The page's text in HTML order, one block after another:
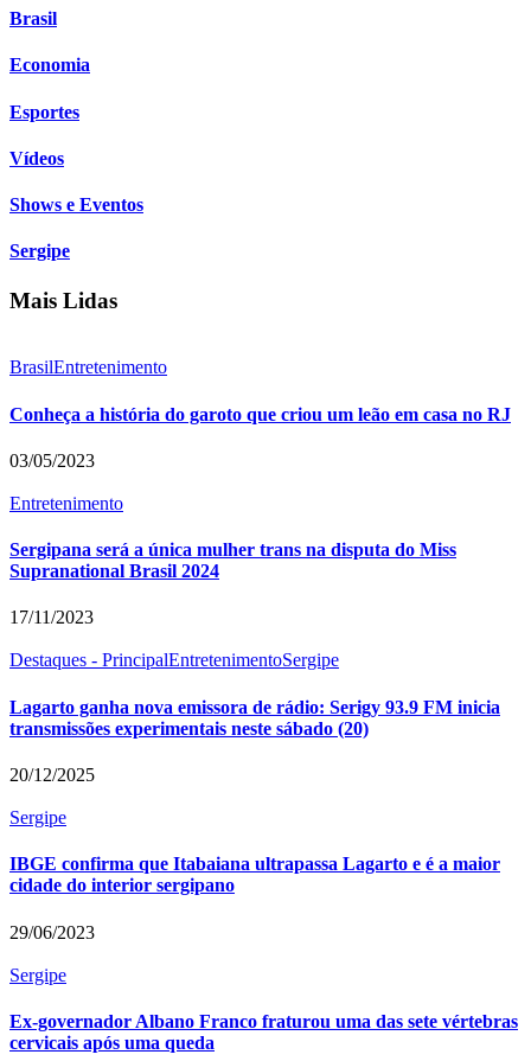
Brasil
Economia
Esportes
Vídeos
Shows e Eventos
Sergipe
Mais Lidas
BrasilEntretenimento
Conheça a história do garoto que criou um leão em casa no RJ
03/05/2023
Entretenimento
Sergipana será a única mulher trans na disputa do Miss
Supranational Brasil 2024
17/11/2023
Destaques - PrincipalEntretenimentoSergipe
Lagarto ganha nova emissora de rádio: Serigy 93.9 FM inicia
transmissões experimentais neste sábado (20)
20/12/2025
Sergipe
IBGE confirma que Itabaiana ultrapassa Lagarto e é a maior
cidade do interior sergipano
29/06/2023
Sergipe
Ex-governador Albano Franco fraturou uma das sete vértebras
cervicais após uma queda